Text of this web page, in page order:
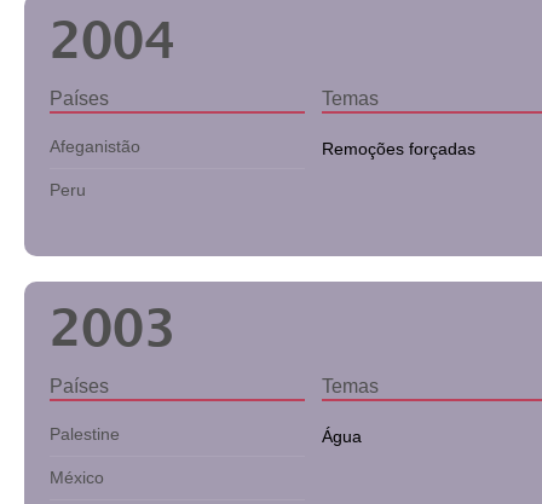
2004
Países
Afeganistão
Peru
Temas
Remoções forçadas
2003
Países
Palestine
México
Temas
Água